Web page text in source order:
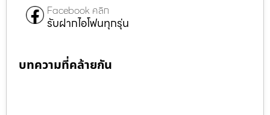
Facebook คลิก
รับฝากไอโฟนทุกรุ่น
บทความที่คล้ายกัน